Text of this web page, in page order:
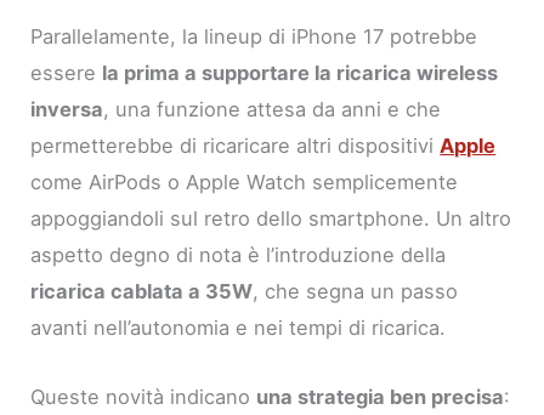
Parallelamente, la lineup di iPhone 17 potrebbe
essere la prima a supportare la ricarica wireless
inversa, una funzione attesa da anni e che
permetterebbe di ricaricare altri dispositiviApple
come AirPods o Apple Watch semplicemente
appoggiandoli sul retro dello smartphone. Un altro
aspetto degno di nota è l’introduzione della
ricarica cablata a 35W, che segna un passo
avanti nell’autonomia e nei tempi di ricarica.
Queste novità indicano una strategia ben precisa: